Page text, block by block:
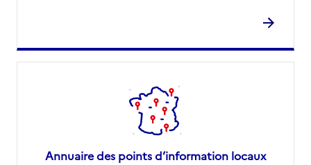
Annuaire des points d’information locaux